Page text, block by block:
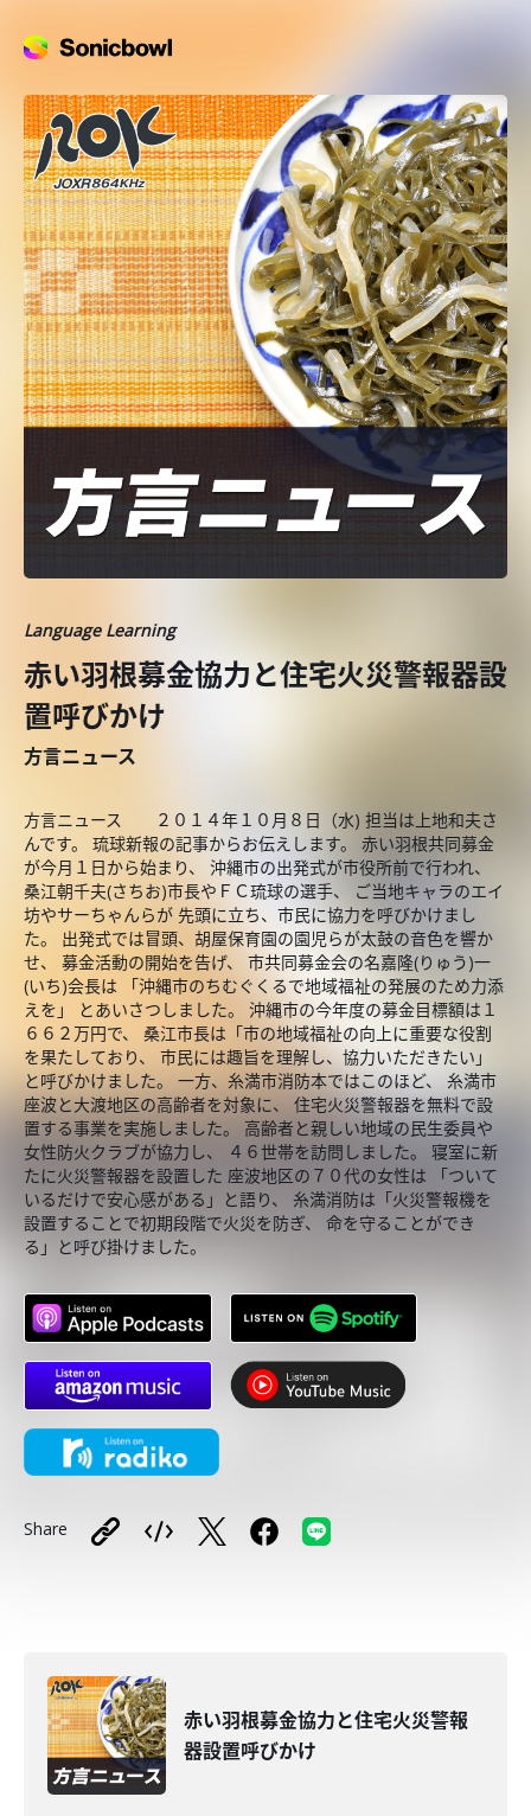
Language Learning
赤い羽根募金協力と住宅火災警報器設
置呼びかけ
方言ニュース
方言ニュース ２０１４年１０月８日（水) 担当は上地和夫さ
んです。 琉球新報の記事からお伝えします。 赤い羽根共同募金
が今月１日から始まり、 沖縄市の出発式が市役所前で行われ、
桑江朝千夫(さちお)市長やＦＣ琉球の選手、 ご当地キャラのエイ
坊やサーちゃんらが 先頭に立ち、市民に協力を呼びかけまし
た。 出発式では冒頭、胡屋保育園の園児らが太鼓の音色を響か
せ、 募金活動の開始を告げ、 市共同募金会の名嘉隆(りゅう)一
(いち)会長は 「沖縄市のちむぐくるで地域福祉の発展のため力添
えを」 とあいさつしました。 沖縄市の今年度の募金目標額は１
６６２万円で、 桑江市長は「市の地域福祉の向上に重要な役割
を果たしており、 市民には趣旨を理解し、協力いただきたい」
と呼びかけました。 一方、糸満市消防本ではこのほど、 糸満市
座波と大渡地区の高齢者を対象に、 住宅火災警報器を無料で設
置する事業を実施しました。 高齢者と親しい地域の民生委員や
女性防火クラブが協力し、 ４６世帯を訪問しました。 寝室に新
たに火災警報器を設置した 座波地区の７０代の女性は 「ついて
いるだけで安心感がある」と語り、 糸満消防は「火災警報機を
設置することで初期段階で火災を防ぎ、 命を守ることができ
る」と呼び掛けました。
Share
赤い羽根募金協力と住宅火災警報
器設置呼びかけ